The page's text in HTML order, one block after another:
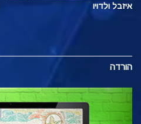
איזבל ולדויו
הורדה